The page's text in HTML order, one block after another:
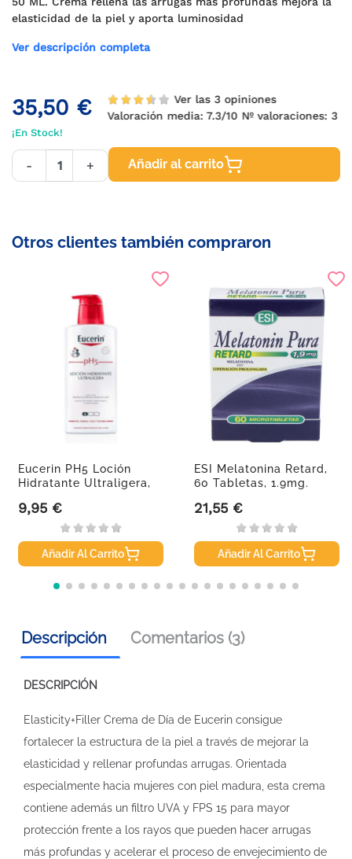
elasticidad de la piel y aporta luminosidad
Ver descripción completa
35,50 €
Ver las 3 opiniones
Valoración media: 7.3/10 Nº valoraciones: 3
¡En Stock!
- + Añadir al carrito
Otros clientes también compraron
Eucerin PH5 Loción
Hidratante Ultraligera,
Precio
9,95 €
Añadir Al Carrito
ESI Melatonina Retard,
60 Tabletas, 1.9mg.
Precio
21,55 €
Añadir Al Carrito
Descripción Comentarios (3)
DESCRIPCIÓN
Elasticity+Filler Crema de Día de Eucerin consigue
fortalecer la estructura de la piel a través de mejorar la
elasticidad y rellenar profundas arrugas. Orientada
especialmente hacia mujeres con piel madura, esta crema
contiene además un filtro UVA y FPS 15 para mayor
protección frente a los rayos que pueden hacer arrugas
más profundas y acelerar el proceso de envejecimiento de